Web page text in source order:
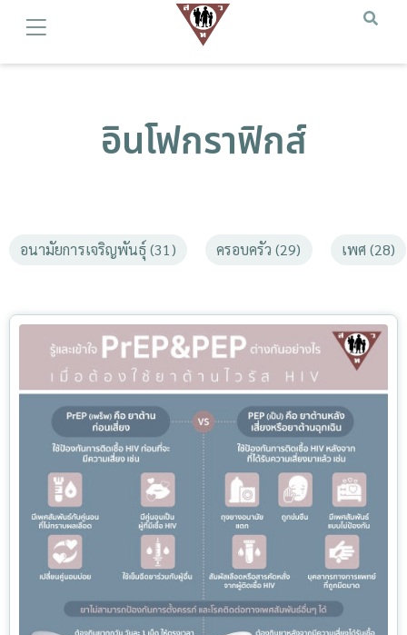
อินโฟกราฟิกส์
อนามัยการเจริญพันธุ์ (31) ครอบครัว (29) เพศ (28)